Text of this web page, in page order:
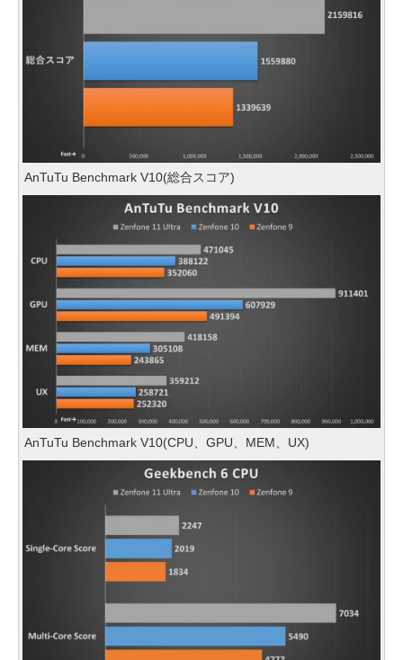
AnTuTu Benchmark V10(総合スコア)
AnTuTu Benchmark V10(CPU、GPU、MEM、UX)